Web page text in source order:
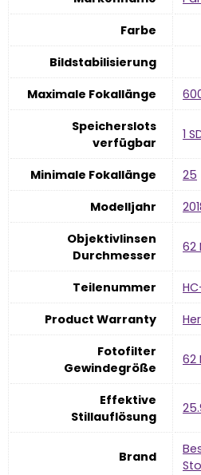
Farbe
Bildstabilisierung
Maximale Fokallänge
Speicherslots
verfügbar
‎1
Minimale Fokallänge
‎25
Modelljahr
Objektivlinsen
Durchmesser
‎62
Teilenummer
Product Warranty
Fotofilter
Gewindegröße
‎62
Effektive
Stillauflösung
Brand